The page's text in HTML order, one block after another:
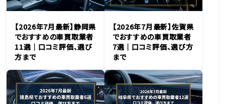
【2026年7月最新】静岡県
でおすすめの車買取業者
11選｜口コミ評価、選び
方まで
【2026年7月最新】佐賀県
でおすすめの車買取業者
7選｜口コミ評価、選び方
まで